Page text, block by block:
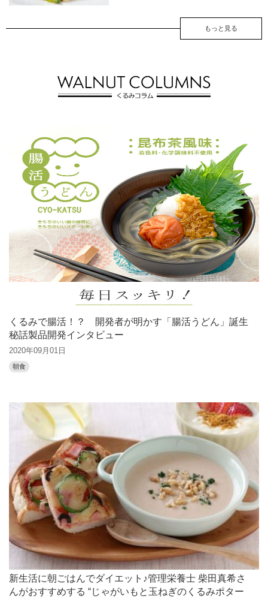
もっと見る
くるみで腸活！？ 開発者が明かす「腸活うどん」誕生
秘話製品開発インタビュー
2020年09月01日
朝食
新生活に朝ごはんでダイエット♪管理栄養士 柴田真希さ
んがおすすめする “じゃがいもと玉ねぎのくるみポター